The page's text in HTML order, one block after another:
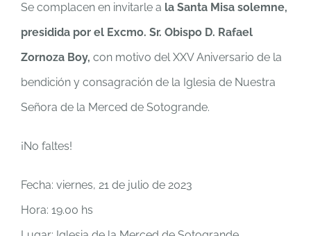
Se complacen en invitarle a la Santa Misa solemne,
presidida por el Excmo. Sr. Obispo D. Rafael
Zornoza Boy, con motivo del XXV Aniversario de la
bendición y consagración de la Iglesia de Nuestra
Señora de la Merced de Sotogrande.
¡No faltes!
Fecha: viernes, 21 de julio de 2023
Hora: 19.00 hs